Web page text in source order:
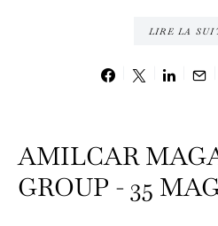
LIRE LA
AMILCAR
GROUP - 35